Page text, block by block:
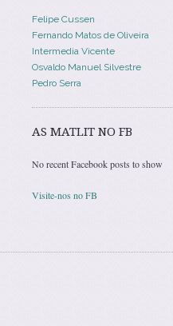
Felipe Cussen
Fernando Matos de Oliveira
Intermedia Vicente
Osvaldo Manuel Silvestre
Pedro Serra
AS MATLIT NO FB
No recent Facebook posts to show
Visite-nos no FB